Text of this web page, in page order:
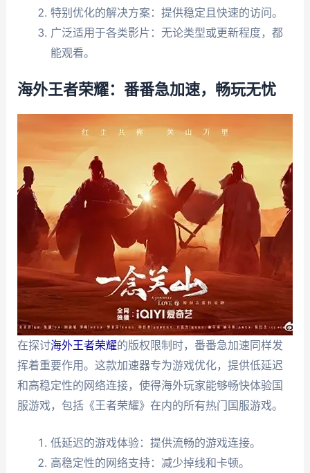
特别优化的解决方案：提供稳定且快速的访问。
广泛适用于各类影片：无论类型或更新程度，都
能观看。
海外王者荣耀：番番急加速，畅玩无忧
在探讨海外王者荣耀的版权限制时，番番急加速同样发
挥着重要作用。这款加速器专为游戏优化，提供低延迟
和高稳定性的网络连接，使得海外玩家能够畅快体验国
服游戏，包括《王者荣耀》在内的所有热门国服游戏。
低延迟的游戏体验：提供流畅的游戏连接。
高稳定性的网络支持：减少掉线和卡顿。